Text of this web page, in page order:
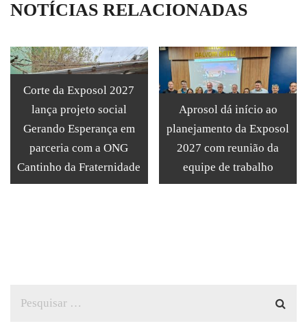
NOTÍCIAS RELACIONADAS
Corte da Exposol 2027
lança projeto social
Gerando Esperança em
parceria com a ONG
Cantinho da Fraternidade
Aprosol dá início ao
planejamento da Exposol
2027 com reunião da
equipe de trabalho